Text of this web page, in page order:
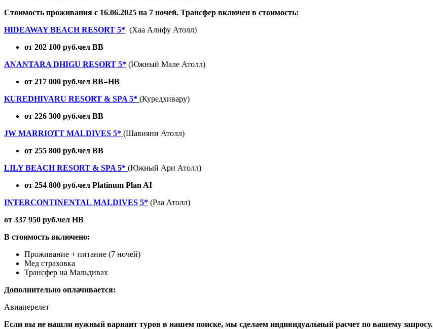
Стоимость проживания с 16.06.2025 на 7 ночей. Трансфер включен в стоимость:
HIDEAWAY BEACH RESORT 5* (Хаа Алифу Атолл)
от 202 100 руб.чел BB
ANANTARA DHIGU RESORT 5* (Южный Мале Атолл)
от 217 000 руб.чел BB=HB
KUREDHIVARU RESORT & SPA 5* (Куредхивару)
от 226 300 руб.чел BB
JW MARRIOTT MALDIVES 5* (Шавияни Атолл)
от 255 800 руб.чел BB
LILY BEACH RESORT & SPA 5* (Южный Ари Атолл)
от 254 800 руб.чел Platinum Plan AI
INTERCONTINENTAL MALDIVES 5* (Раа Атолл)
от 337 950 руб.чел HB
В стоимость включено:
Проживание + питание (7 ночей)
Мед страховка
Трансфер на Мальдивах
Дополнительно оплачивается:
Авиаперелет
Если вы не нашли нужный вариант туров в нашем поиске, мы сделаем индивидуальный расчет по вашему запросу.